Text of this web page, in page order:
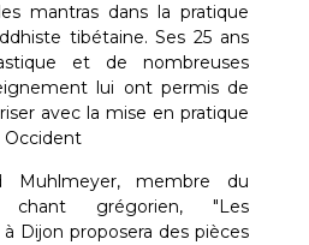
mantras dans la pratique
tibétaine. Ses 25 ans
et de nombreuses
lui ont permis de
avec la mise en pratique
Occident
Muhlmeyer, membre du
grégorien, "Les
Dijon proposera des pièces